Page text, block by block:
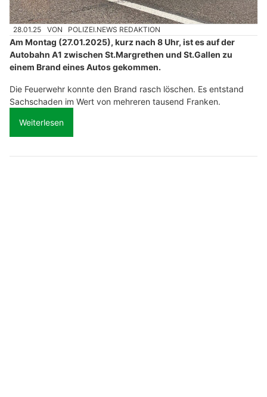
28.01.25 VON POLIZEI.NEWS REDAKTION
Am Montag (27.01.2025), kurz nach 8 Uhr, ist es auf der
Autobahn A1 zwischen St.Margrethen und St.Gallen zu
einem Brand eines Autos gekommen.
Die Feuerwehr konnte den Brand rasch löschen. Es entstand
Sachschaden im Wert von mehreren tausend Franken.
Weiterlesen